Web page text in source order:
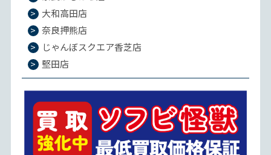
大和高田店
奈良押熊店
じゃんぼスクエア香芝店
堅田店